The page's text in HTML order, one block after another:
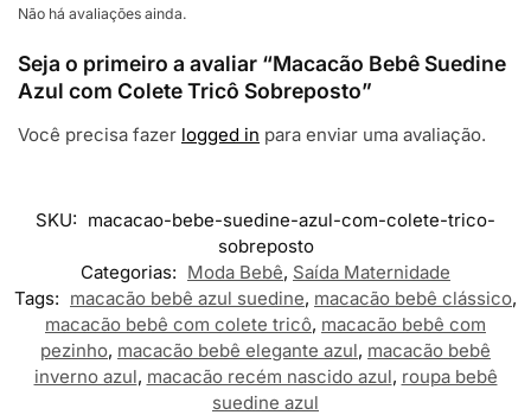
Não há avaliações ainda.
Seja o primeiro a avaliar “Macacão Bebê Suedine
Azul com Colete Tricô Sobreposto”
Você precisa fazer logged in para enviar uma avaliação.
SKU: macacao-bebe-suedine-azul-com-colete-trico-
sobreposto
Categorias: Moda Bebê, Saída Maternidade
Tags: macacão bebê azul suedine, macacão bebê clássico,
macacão bebê com colete tricô, macacão bebê com
pezinho, macacão bebê elegante azul, macacão bebê
inverno azul, macacão recém nascido azul, roupa bebê
suedine azul